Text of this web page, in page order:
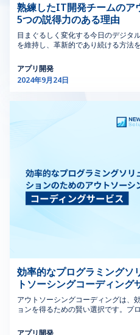
インのスキルを向上させる
ザインクラスに参加する場合
として進化する場合でも、
で、シカゴの競争の激しいテ
ら：効果的な SaaS アウトソ
の重要なヒント 2.シカゴのUI
UIデザイナーとして、ユーザ
ず、さまざまなプラットフ
ションを向上させる機能的
がプロジェクトの目標とユ
にします。主要な責任には以
の作成：ウェブサイト、モバ
ル製品のために、視覚的に
なインターフェースを作成
ベースの具体的なニーズを
インできます。これにはフ
ユーザーインタラクションに
ことが含まれます。 協力：
トマネージャー、および他
力することが最も重要です
て、デザインビジョンを明確
理する方法を大幅に強化す
す。コンプライアンスの確保
で、MOCソフトウェアは変
最適化するように設計されて
しく見ていきます。 2.1. コン
MOCソフトウェアは、すべて
内ポリシーに準拠しているこ
業界標準を満たし、高額な罰
め、法規制コンプライアン
ウェアは、実施前に潜在的
するのに役立ちます。安全
チは、すべての変更が安全へ
ることで、安全管理ソフト
ンシデントのリスクを低減
まれます。変更影響分析ソ
組織は十分な情報に基づい
される前に悪影響を軽減する
的なリスク評価 このソフト
スクを特定、分析、優先順
への構造的なアプローチを促
リスクアセスメントソフトウ
熟練したIT開発チームのア
5つの説得力のある理由
目まぐるしく変化する今日のデジタ
を維持し、革新的であり続ける方法
グを活用する戦略です。 このアプロ
ルな人材プールへのアクセスまで、
包括的なガイドでは、開発チームの
次のITプロジェクトに最適なソリュ
す。 1.開発チームのアウトソーシ
三者と契約した有資格者の集まりで
サービスを提供します。これらの
複雑なエンタープライズ・ソフト
プロジェクトに従事することができ
グの主な特徴は以下の通りです。
ルセット スケーラブルな労働力 プ
様な地理的位置 2. 開発チームのア
を忘れましょう。アウトソーシング
プロフェッショナルのネットワーク
明確な利点があります。つまり、プ
の採用やトレーニングのプロセスを
は、従来の採用方法と開発チームの
ます。 社内チーム 開発チームのア
新入社員のオンボーディングとトレ
アプリ開発
2024年9月24日
効率的なプログラミングソ
トソーシングコーディング
アウトソーシングコーディングは、
ョンを得るための賢い選択です。プ
す。アウトソーシングプログラミン
アプリ開発